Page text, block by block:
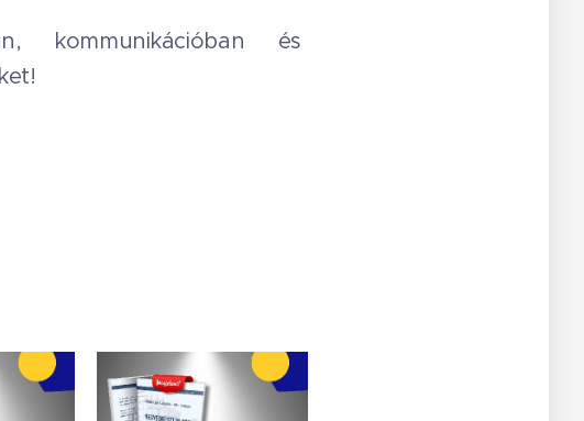
kommunikációban és